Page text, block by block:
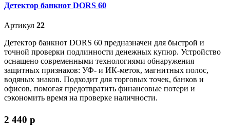
Детектор банкнот DORS 60
Артикул 22
Детектор банкнот DORS 60 предназначен для быстрой и
точной проверки подлинности денежных купюр. Устройство
оснащено современными технологиями обнаружения
защитных признаков: УФ- и ИК-меток, магнитных полос,
водяных знаков. Подходит для торговых точек, банков и
офисов, помогая предотвратить финансовые потери и
сэкономить время на проверке наличности.
2 440 p